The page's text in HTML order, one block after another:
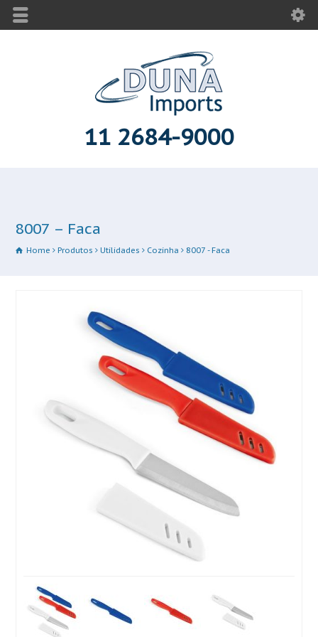
11 2684-9000
8007 – Faca
Home Produtos Utilidades Cozinha 8007 - Faca